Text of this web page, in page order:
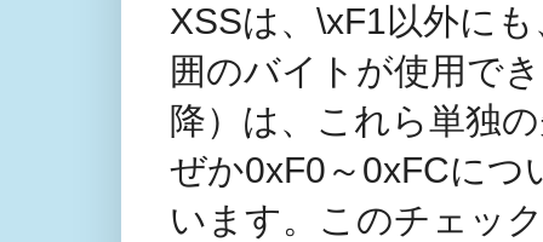
XSSは、\xF1以外に
囲のバイトが使用で
降）は、これら単独
ぜか0xF0～0xFCに
います。このチェッ